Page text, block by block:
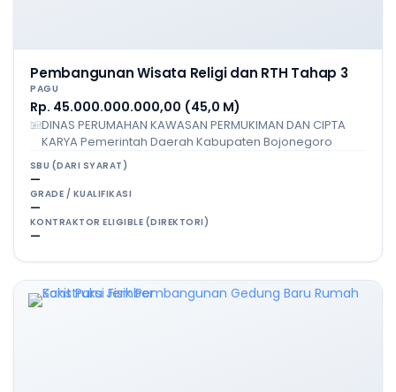
Pembangunan Wisata Religi dan RTH Tahap 3
PAGU
Rp. 45.000.000.000,00 (45,0 M)
DINAS PERUMAHAN KAWASAN PERMUKIMAN DAN CIPTA
KARYA Pemerintah Daerah Kabupaten Bojonegoro
SBU (DARI SYARAT)
—
GRADE / KUALIFIKASI
—
KONTRAKTOR ELIGIBLE (DIREKTORI)
—